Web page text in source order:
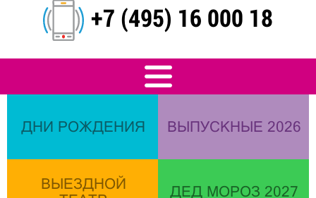
+7 (495) 16 000 18
ДНИ РОЖДЕНИЯ ВЫПУСКНЫЕ 2026
ВЫЕЗДНОЙ
ДЕД МОРОЗ 2027